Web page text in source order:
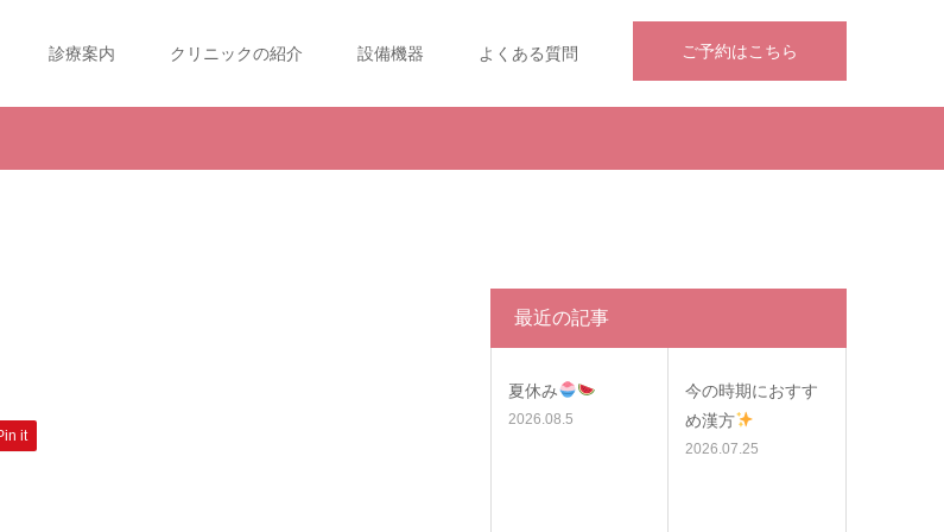
ご予約はこちら
診療案内 クリニックの紹介 設備機器 よくある質問
it
最近の記事
夏休み
2026.08.5
今の時期におすす
め漢方
2026.07.25